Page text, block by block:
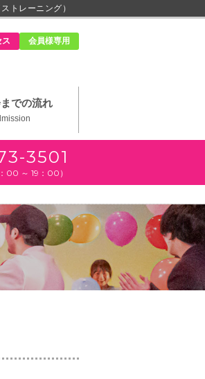
トレーニング）
ス 会員様専用
での流れ
3501
00 ～ 19：00）